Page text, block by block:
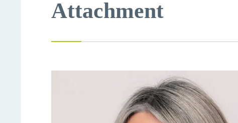
Attachment